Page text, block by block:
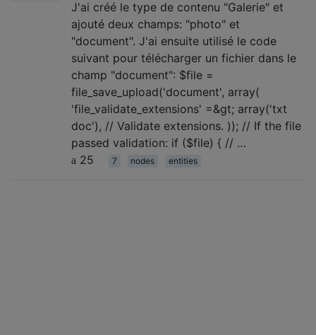
J'ai créé le type de contenu "Galerie" et
ajouté deux champs: "photo" et
"document". J'ai ensuite utilisé le code
suivant pour télécharger un fichier dans le
champ "document": $file =
file_save_upload('document', array(
'file_validate_extensions' =&gt; array('txt
doc'), // Validate extensions. )); // If the file
passed validation: if ($file) { // …
25
7 nodes entities